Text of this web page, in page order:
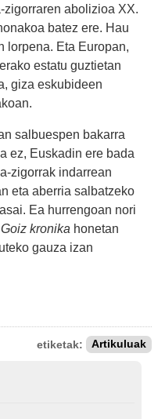
zigorraren abolizioa XX.
batez ere. Hau
lorpena. Eta Europan,
estatu guztietan
giza eskubideen
salbuespen bakarra
ez, Euskadin ere bada
zigorrak indarrean
eta aberria salbatzeko
Ea hurrengoan nori
Goiz kronika honetan
gauza izan
etiketak: Artikuluak